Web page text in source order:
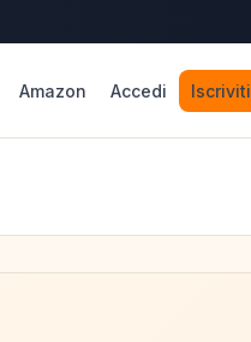
Amazon Accedi Iscriviti